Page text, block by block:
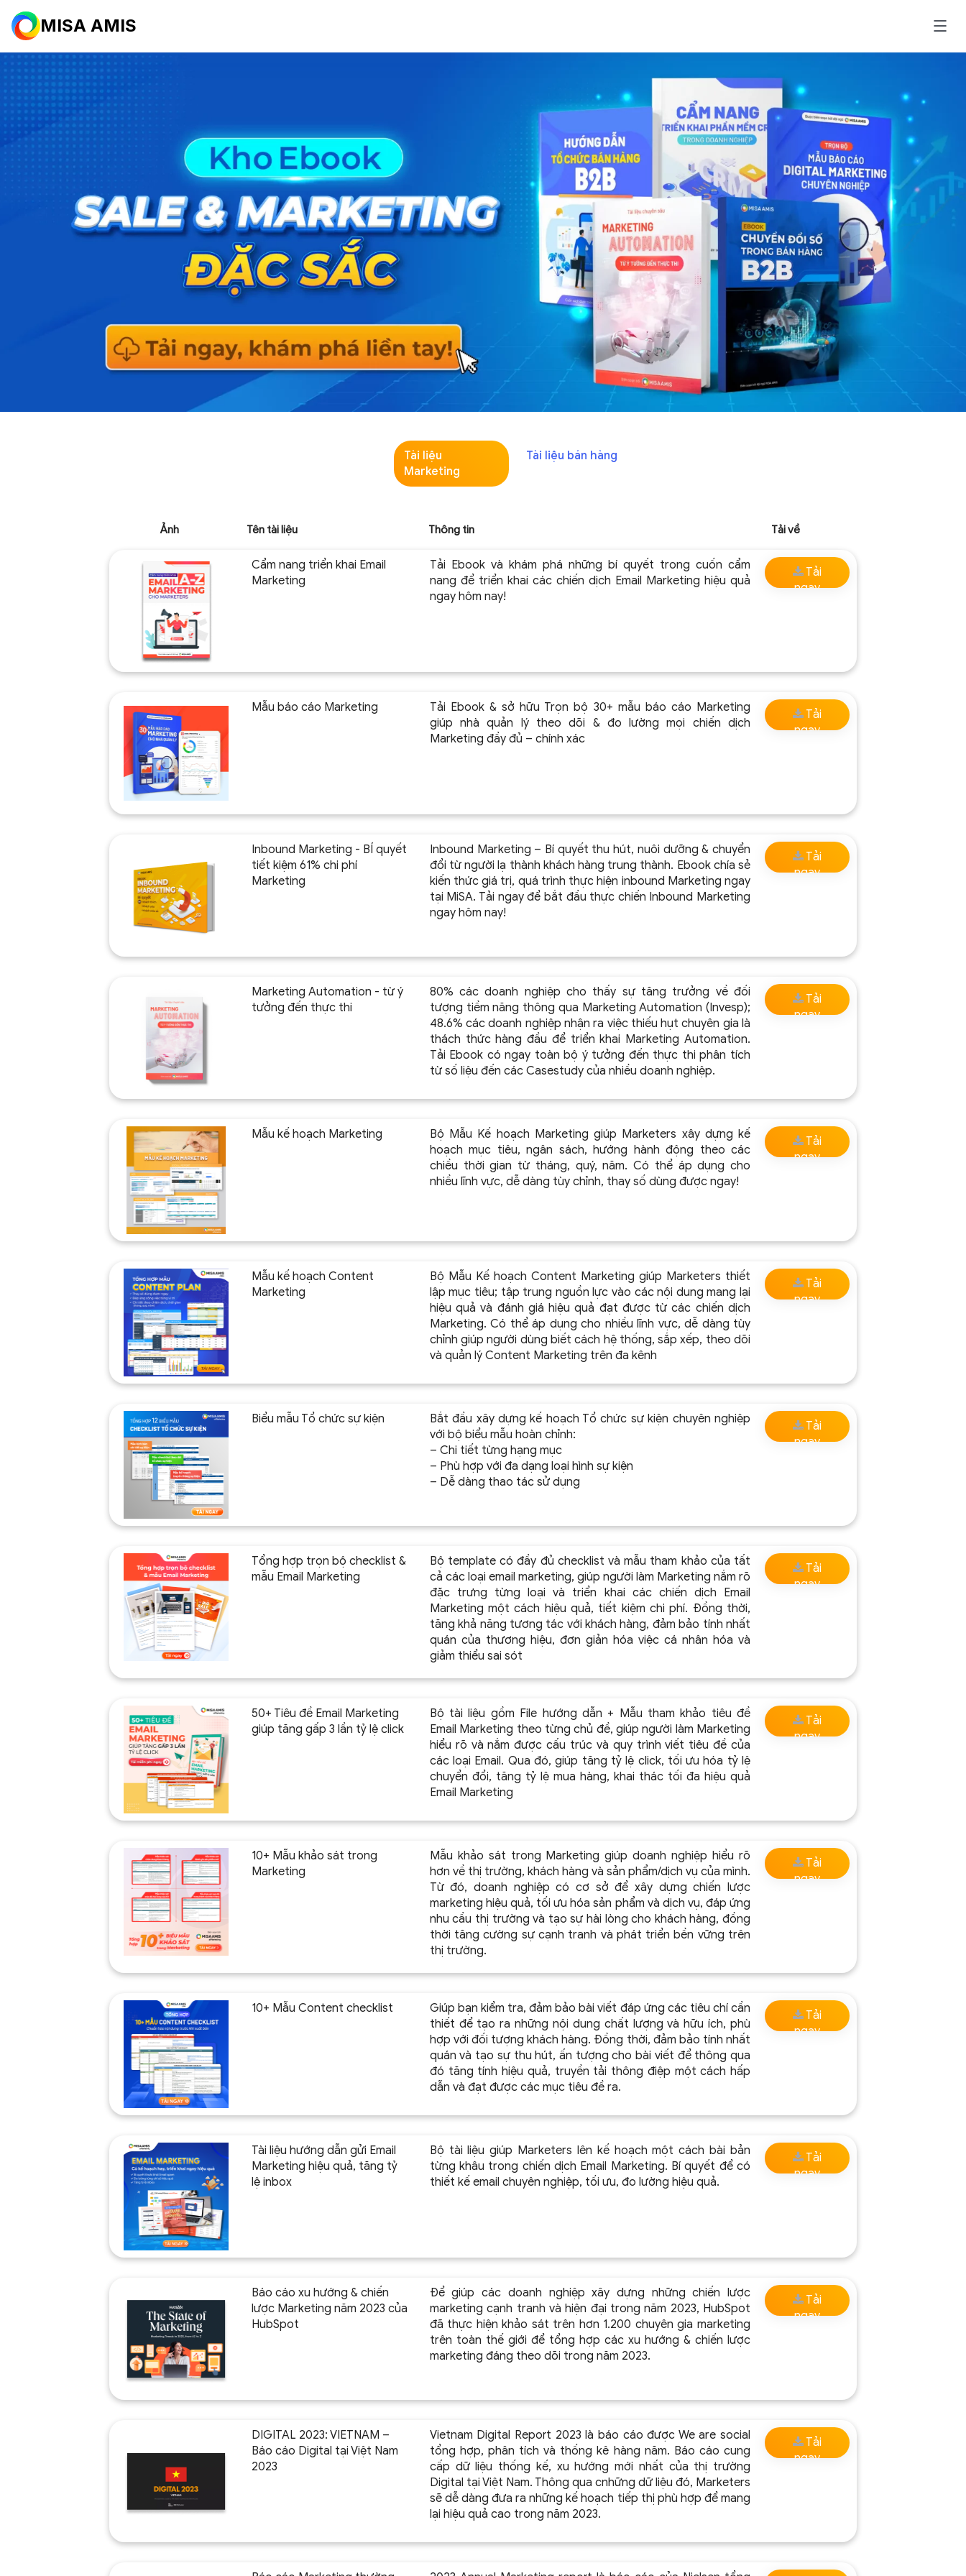
MISA AMIS
Tài liệu
Marketing
Tài liệu bán hàng
Ảnh Tên tài liệu Thông tin Tải về
Cẩm nang triển khai Email
Marketing
Tải Ebook và khám phá những bí quyết trong cuốn cẩm
nang để triển khai các chiến dịch Email Marketing hiệu quả
ngay hôm nay!
Tải
ngay
Mẫu báo cáo Marketing
Tải Ebook & sở hữu Trọn bộ 30+ mẫu báo cáo Marketing
giúp nhà quản lý theo dõi & đo lường mọi chiến dịch
Marketing đầy đủ – chính xác
Tải
ngay
Inbound Marketing - BÍ quyết
tiết kiệm 61% chi phí
Marketing
Inbound Marketing – Bí quyết thu hút, nuôi dưỡng & chuyển
đổi từ người lạ thành khách hàng trung thành. Ebook chía sẻ
kiến thức giá trị, quá trình thực hiện inbound Marketing ngay
tại MiSA. Tải ngay để bắt đầu thực chiến Inbound Marketing
ngay hôm nay!
Tải
ngay
Marketing Automation - từ ý
tưởng đến thực thi
80% các doanh nghiệp cho thấy sự tăng trưởng về đối
tượng tiềm năng thông qua Marketing Automation (Invesp);
48.6% các doanh nghiệp nhận ra việc thiếu hụt chuyên gia là
thách thức hàng đầu để triển khai Marketing Automation.
Tải Ebook có ngay toàn bộ ý tưởng đến thực thi phân tích
từ số liệu đến các Casestudy của nhiều doanh nghiệp.
Tải
ngay
Mẫu kế hoạch Marketing
Bộ Mẫu Kế hoạch Marketing giúp Marketers xây dựng kế
hoạch mục tiêu, ngân sách, hướng hành động theo các
chiều thời gian từ tháng, quý, năm. Có thể áp dụng cho
nhiều lĩnh vực, dễ dàng tùy chỉnh, thay số dùng được ngay!
Tải
ngay
Mẫu kế hoạch Content
Marketing
Bộ Mẫu Kế hoạch Content Marketing giúp Marketers thiết
lập mục tiêu; tập trung nguồn lực vào các nội dung mang lại
hiệu quả và đánh giá hiệu quả đạt được từ các chiến dịch
Marketing. Có thể áp dụng cho nhiều lĩnh vực, dễ dàng tùy
chỉnh giúp người dùng biết cách hệ thống, sắp xếp, theo dõi
và quản lý Content Marketing trên đa kênh
Tải
ngay
Biểu mẫu Tổ chức sự kiện
Bắt đầu xây dựng kế hoạch Tổ chức sự kiện chuyên nghiệp
với bộ biểu mẫu hoàn chỉnh:
– Chi tiết từng hạng mục
– Phù hợp với đa dạng loại hình sự kiện
– Dễ dàng thao tác sử dụng
Tải
ngay
Tổng hợp trọn bộ checklist &
mẫu Email Marketing
Bộ template có đầy đủ checklist và mẫu tham khảo của tất
cả các loại email marketing, giúp người làm Marketing nắm rõ
đặc trưng từng loại và triển khai các chiến dịch Email
Marketing một cách hiệu quả, tiết kiệm chi phí. Đồng thời,
tăng khả năng tương tác với khách hàng, đảm bảo tính nhất
quán của thương hiệu, đơn giản hóa việc cá nhân hóa và
giảm thiểu sai sót
Tải
ngay
50+ Tiêu đề Email Marketing
giúp tăng gấp 3 lần tỷ lệ click
Bộ tài liệu gồm File hướng dẫn + Mẫu tham khảo tiêu đề
Email Marketing theo từng chủ đề, giúp người làm Marketing
hiểu rõ và nắm được cấu trúc và quy trình viết tiêu đề của
các loại Email. Qua đó, giúp tăng tỷ lệ click, tối ưu hóa tỷ lệ
chuyển đổi, tăng tỷ lệ mua hàng, khai thác tối đa hiệu quả
Email Marketing
Tải
ngay
10+ Mẫu khảo sát trong
Marketing
Mẫu khảo sát trong Marketing giúp doanh nghiệp hiểu rõ
hơn về thị trường, khách hàng và sản phẩm/dịch vụ của mình.
Từ đó, doanh nghiệp có cơ sở để xây dựng chiến lược
marketing hiệu quả, tối ưu hóa sản phẩm và dịch vụ, đáp ứng
nhu cầu thị trường và tạo sự hài lòng cho khách hàng, đồng
thời tăng cường sự cạnh tranh và phát triển bền vững trên
thị trường.
Tải
ngay
10+ Mẫu Content checklist
Giúp bạn kiểm tra, đảm bảo bài viết đáp ứng các tiêu chí cần
thiết để tạo ra những nội dung chất lượng và hữu ích, phù
hợp với đối tượng khách hàng. Đồng thời, đảm bảo tính nhất
quán và tạo sự thu hút, ấn tượng cho bài viết để thông qua
đó tăng tính hiệu quả, truyền tải thông điệp một cách hấp
dẫn và đạt được các mục tiêu đề ra.
Tải
ngay
Tài liệu hướng dẫn gửi Email
Marketing hiệu quả, tăng tỷ
lệ inbox
Bộ tài liệu giúp Marketers lên kế hoạch một cách bài bản
từng khâu trong chiến dịch Email Marketing. Bí quyết để có
thiết kế email chuyên nghiệp, tối ưu, đo lường hiệu quả.
Tải
ngay
Báo cáo xu hướng & chiến
lược Marketing năm 2023 của
HubSpot
Để giúp các doanh nghiệp xây dựng những chiến lược
marketing cạnh tranh và hiện đại trong năm 2023, HubSpot
đã thực hiện khảo sát trên hơn 1.200 chuyên gia marketing
trên toàn thế giới để tổng hợp các xu hướng & chiến lược
marketing đáng theo dõi trong năm 2023.
Tải
ngay
DIGITAL 2023: VIETNAM –
Báo cáo Digital tại Việt Nam
2023
Vietnam Digital Report 2023 là báo cáo được We are social
tổng hợp, phân tích và thống kê hàng năm. Báo cáo cung
cấp dữ liệu thống kế, xu hướng mới nhất của thị trường
Digital tại Việt Nam. Thông qua cnhững dữ liệu đó, Marketers
sẽ dễ dàng đưa ra những kế hoạch tiếp thị phù hợp để mang
lại hiệu quả cao trong năm 2023.
Tải
ngay